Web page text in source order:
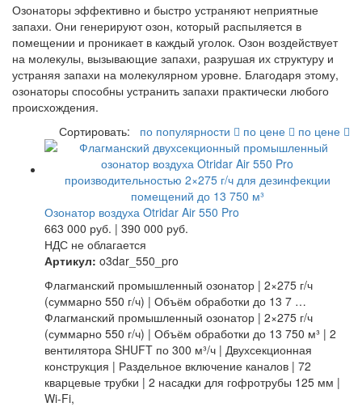
Озонаторы эффективно и быстро устраняют неприятные
запахи. Они генерируют озон, который распыляется в
помещении и проникает в каждый уголок. Озон воздействует
на молекулы, вызывающие запахи, разрушая их структуру и
устраняя запахи на молекулярном уровне. Благодаря этому,
озонаторы способны устранить запахи практически любого
происхождения.
Сортировать:
по популярности по цене по цене
Озонатор воздуха Otridar Air 550 Pro
663 000 руб. | 390 000 руб.
НДС не облагается
Артикул: o3dar_550_pro
Флагманский промышленный озонатор | 2×275 г/ч
(суммарно 550 г/ч) | Объём обработки до 13 7 …
Флагманский промышленный озонатор | 2×275 г/ч
(суммарно 550 г/ч) | Объём обработки до 13 750 м³ | 2
вентилятора SHUFT по 300 м³/ч | Двухсекционная
конструкция | Раздельное включение каналов | 72
кварцевые трубки | 2 насадки для гофротрубы 125 мм |
Wi-Fi,